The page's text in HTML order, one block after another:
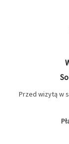
Przed wizytą w